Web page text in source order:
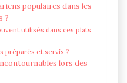
populaires dans les
?
utilisés dans ces plats
préparés et servis ?
lors des